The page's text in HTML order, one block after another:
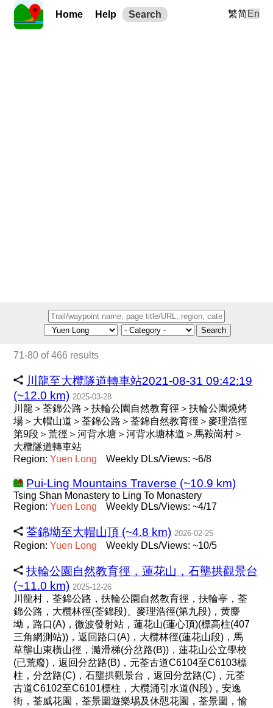
Home Help Search 繁简En
Search
71-80 of 466 results
川龍至大欖隧道轉車站2021-08-31 09:42:19
(~12.0 km) 2025-03-28
川龍＞荃錦公路＞扶輪公園自然教育徑＞扶輪公園燒烤
場＞大帽山道＞荃錦公路＞荃錦自然教育徑＞麥理浩徑
第9段＞荒徑＞河背水塘＞河背水塘林道＞馬鞍崗村＞
大欖隧道轉車站
Region:Yuen Long Weekly DLs/Views: ~6/8
Pui-Ling Mountains Traverse (~10.9 km)
Tsing Shan Monastery to Ling To Monastery
Region:Yuen Long Weekly DLs/Views: ~4/17
荃錦坳至大帽山頂 (~4.8 km) 2026-02-25
Region:Yuen Long Weekly DLs/Views: ~10/5
扶輪公園自然教育徑，蓮花山，石壟拱觀景台
(~11.0 km) 2025-12-26
川龍村，荃錦公路，扶輪公園自然教育徑，扶輪亭，荃
錦公路，大欖林徑(荃錦段)、麥理浩徑(第九段)，黄麖
坳，路口(A)，微波發射站，蓮花山(蓮心頂)(標高柱(407
三角網測站))，返回路口(A)，大欖林徑(蓮花山段)，馬
草壟山東橫山徑，瀡滑梯(分岔路(B))，蓮花山公立學校
(已荒廢)，返回分岔路(B)，元荃古道C6104至C6103標
柱，分岔路(C)，石壟拱觀景台，返回分岔路(C)，元荃
古道C6102至C6101標柱，大欖涌引水道(N段)，安逸
街，荃威花園，荃景圍遊樂埸及休憇花園，荃景圍，愉